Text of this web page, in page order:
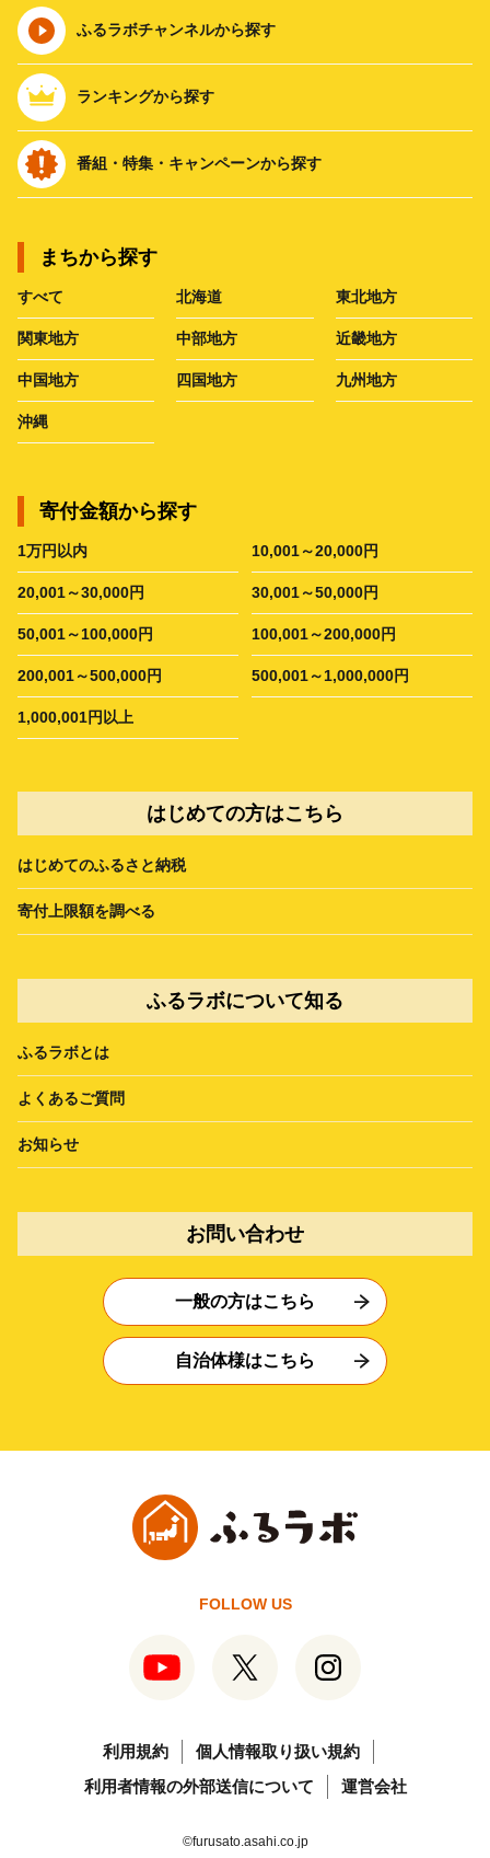
ふるラボチャンネルから探す
ランキングから探す
番組・特集・キャンペーンから探す
まちから探す
すべて 北海道 東北地方
関東地方 中部地方 近畿地方
中国地方 四国地方 九州地方
沖縄
寄付金額から探す
1万円以内 10,001～20,000円
20,001～30,000円 30,001～50,000円
50,001～100,000円 100,001～200,000円
200,001～500,000円 500,001～1,000,000円
1,000,001円以上
はじめての方はこちら
はじめてのふるさと納税
寄付上限額を調べる
ふるラボについて知る
ふるラボとは
よくあるご質問
お知らせ
お問い合わせ
一般の方はこちら
自治体様はこちら
FOLLOW US
利用規約
個人情報取り扱い規約
利用者情報の外部送信について
運営会社
©furusato.asahi.co.jp